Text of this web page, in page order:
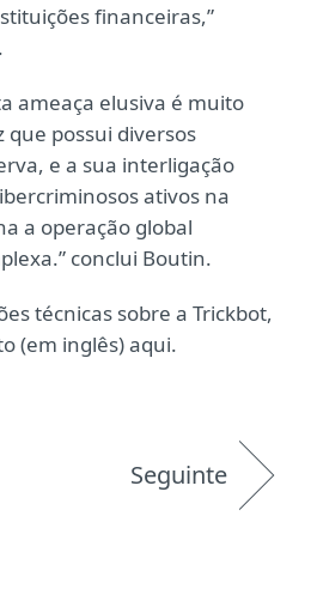
financeiras,”
ameaça elusiva é muito
possui diversos
e a sua interligação
ativos na
a operação global
conclui Boutin.
técnicas sobre a Trickbot,
(em inglês) aqui.
Seguinte